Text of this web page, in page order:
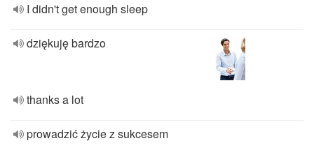
I didn't get enough sleep
dziękuję bardzo
thanks a lot
prowadzić życie z sukcesem